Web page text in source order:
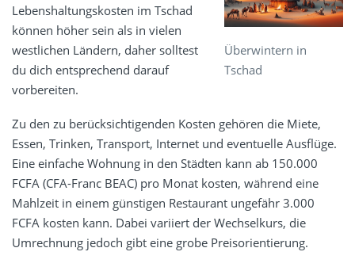
Überwintern in
Tschad
Lebenshaltungskosten im Tschad
können höher sein als in vielen
westlichen Ländern, daher solltest
du dich entsprechend darauf
vorbereiten.
Zu den zu berücksichtigenden Kosten gehören die Miete,
Essen, Trinken, Transport, Internet und eventuelle Ausflüge.
Eine einfache Wohnung in den Städten kann ab 150.000
FCFA (CFA-Franc BEAC) pro Monat kosten, während eine
Mahlzeit in einem günstigen Restaurant ungefähr 3.000
FCFA kosten kann. Dabei variiert der Wechselkurs, die
Umrechnung jedoch gibt eine grobe Preisorientierung.